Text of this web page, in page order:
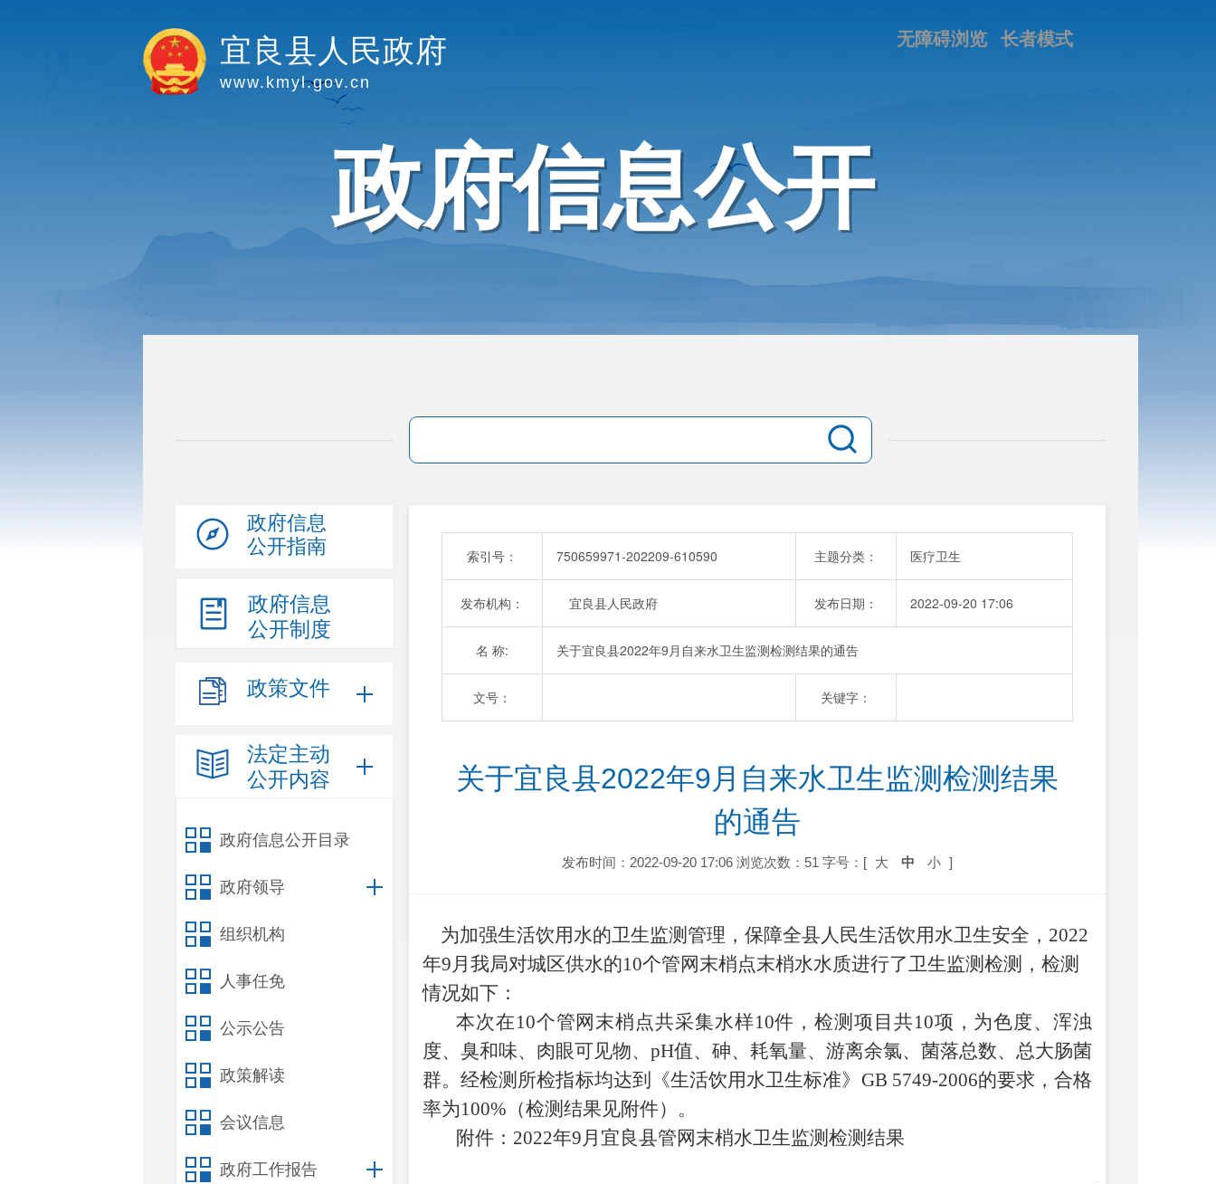
宜良县人民政府
www.kmyl.gov.cn
长者模式
无障碍浏览
政府信息公开
政府信息
公开指南
政府信息
公开制度
政策文件
法定主动
公开内容
政府信息公开目录
政府领导
组织机构
人事任免
公示公告
政策解读
会议信息
政府工作报告
索引号： 750659971-202209-610590 主题分类： 医疗卫生
发布机构： 宜良县人民政府 发布日期： 2022-09-20 17:06
名 称: 关于宜良县2022年9月自来水卫生监测检测结果的通告
文号： 关键字：
关于宜良县2022年9月自来水卫生监测检测结果
的通告
发布时间：2022-09-20 17:06 浏览次数：51 字号：[ 大 中 小 ]
为加强生活饮用水的卫生监测管理，保障全县人民生活饮用水卫生安全， 2022
年9月我局对城区供水的10个管网末梢点末梢水水质进行了卫生监测检测，检测
情况如下：
本次在10个管网末梢点共采集水样10件，检测项目共10项，为色度、浑浊
度、臭和味、肉眼可见物、pH值、砷、耗氧量、游离余氯、菌落总数、总大肠菌
群。经检测所检指标均达到《生活饮用水卫生标准》GB 5749-2006的要求，合格
率为100%（检测结果见附件）。
附件： 2022年9月宜良县管网末梢水卫生监测检测结果